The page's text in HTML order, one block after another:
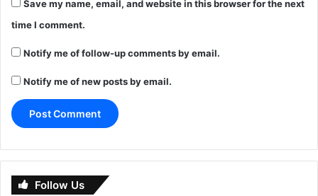
Save my name, email, and website in this browser for the next
time I comment.
Notify me of follow-up comments by email.
Notify me of new posts by email.
Follow Us